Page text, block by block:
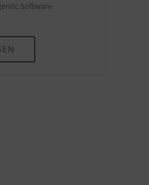
Software